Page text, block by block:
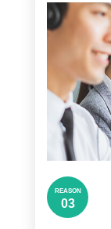
REASON